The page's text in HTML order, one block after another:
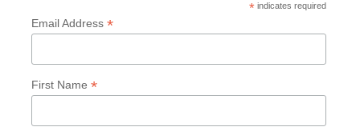
*indicates required
Email Address *
First Name *